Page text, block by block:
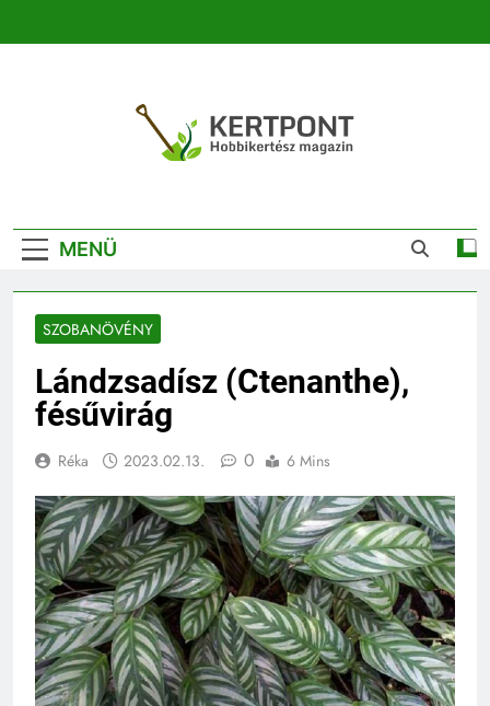
Kertészeti
Magazin |
Növénykereső És
Növényhatározó
MENÜ
SZOBANÖVÉNY
Lándzsadísz (Ctenanthe),
fésűvirág
Réka 2023.02.13. 0 6 Mins